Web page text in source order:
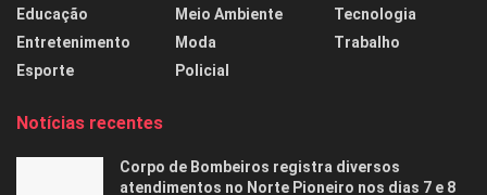
Educação
Entretenimento
Esporte
Meio Ambiente
Moda
Policial
Tecnologia
Trabalho
Notícias recentes
Corpo de Bombeiros registra diversos
atendimentos no Norte Pioneiro nos dias 7 e 8